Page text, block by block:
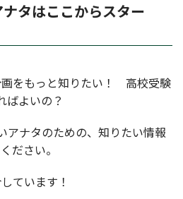
タはここからスター
をもっと知りたい！ 高校受験
ばよいの？
アナタのための、知りたい情報
ださい。
ています！